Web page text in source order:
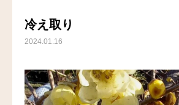
冷え取り
2024.01.16
当院について